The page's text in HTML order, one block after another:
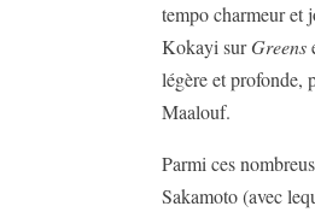
tempo charmeur et
Kokayi surGreens
légère et profonde,
Maalouf.
Parmi ces
Sakamoto (avec